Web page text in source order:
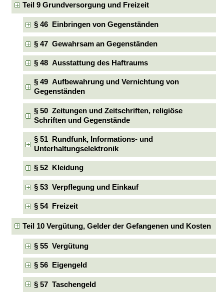
Teil 9 Grundversorgung und Freizeit
§ 46 Einbringen von Gegenständen
§ 47 Gewahrsam an Gegenständen
§ 48 Ausstattung des Haftraums
§ 49 Aufbewahrung und Vernichtung von
Gegenständen
§ 50 Zeitungen und Zeitschriften, religiöse
Schriften und Gegenstände
§ 51 Rundfunk, Informations- und
Unterhaltungselektronik
§ 52 Kleidung
§ 53 Verpflegung und Einkauf
§ 54 Freizeit
Teil 10 Vergütung, Gelder der Gefangenen und Kosten
§ 55 Vergütung
§ 56 Eigengeld
§ 57 Taschengeld